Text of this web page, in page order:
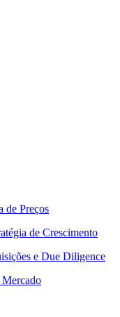
de Preços
de Crescimento
e Due Diligence
Mercado